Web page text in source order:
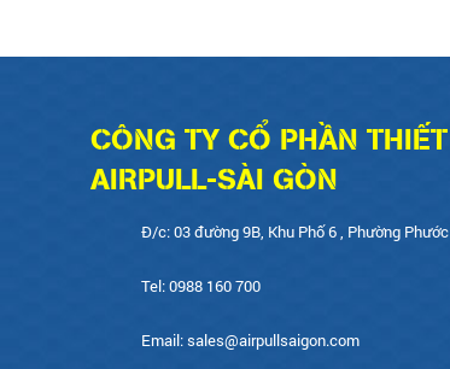
CÔNG TY CỔ PHẦN
AIRPULL-SÀI GÒN
Đ/c: 03 đường 9B, Khu Phố 6 , Phường Phước
Tel: 0988 160 700
Email: sales@airpullsaigon.com